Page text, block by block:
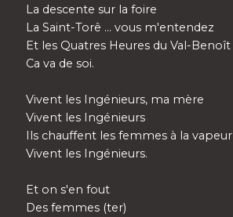
La descente sur la foire
La Saint-Torê ... vous m'entendez
Et les Quatres Heures du Val-Benoît
Ca va de soi.
Vivent les Ingénieurs, ma mère
Vivent les Ingénieurs
Ils chauffent les femmes à la vapeur
Vivent les Ingénieurs.
Et on s'en fout
Des femmes (ter)